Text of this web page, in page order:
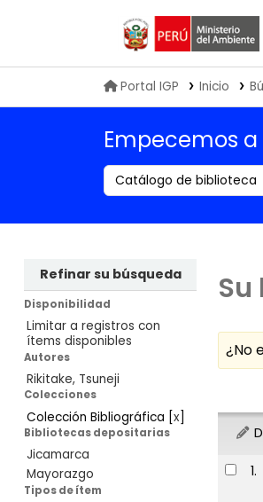
Portal IGP Inicio
Empecemos a
Search the
Refinar su búsqueda
Disponibilidad
Limitar a registros con
ítems disponibles
Autores
Rikitake, Tsuneji
Colecciones
Colección Bibliográfica [x]
Bibliotecas depositarias
Jicamarca
Mayorazgo
Tipos de ítem
¿No
1.